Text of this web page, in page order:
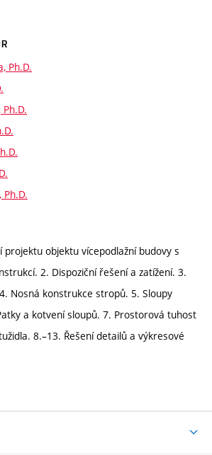
Ph.D.
projektu objektu vícepodlažní budovy s
2. Dispoziční řešení a zatížení. 3.
Nosná konstrukce stropů. 5. Sloupy
a kotvení sloupů. 7. Prostorová tuhost
8.–13. Řešení detailů a výkresové